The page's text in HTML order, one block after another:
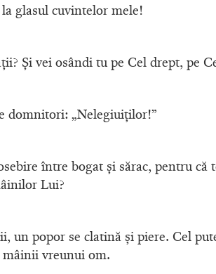
glasul cuvintelor mele!
Şi vei osândi tu pe Cel drept, pe
domnitori: „Nelegiuiţilor!”
între bogat şi sărac, pentru că
Lui?
un popor se clatină şi piere. Cel
mâinii vreunui om.